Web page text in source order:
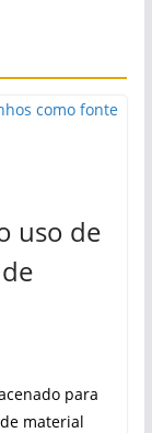
uso de
para
material